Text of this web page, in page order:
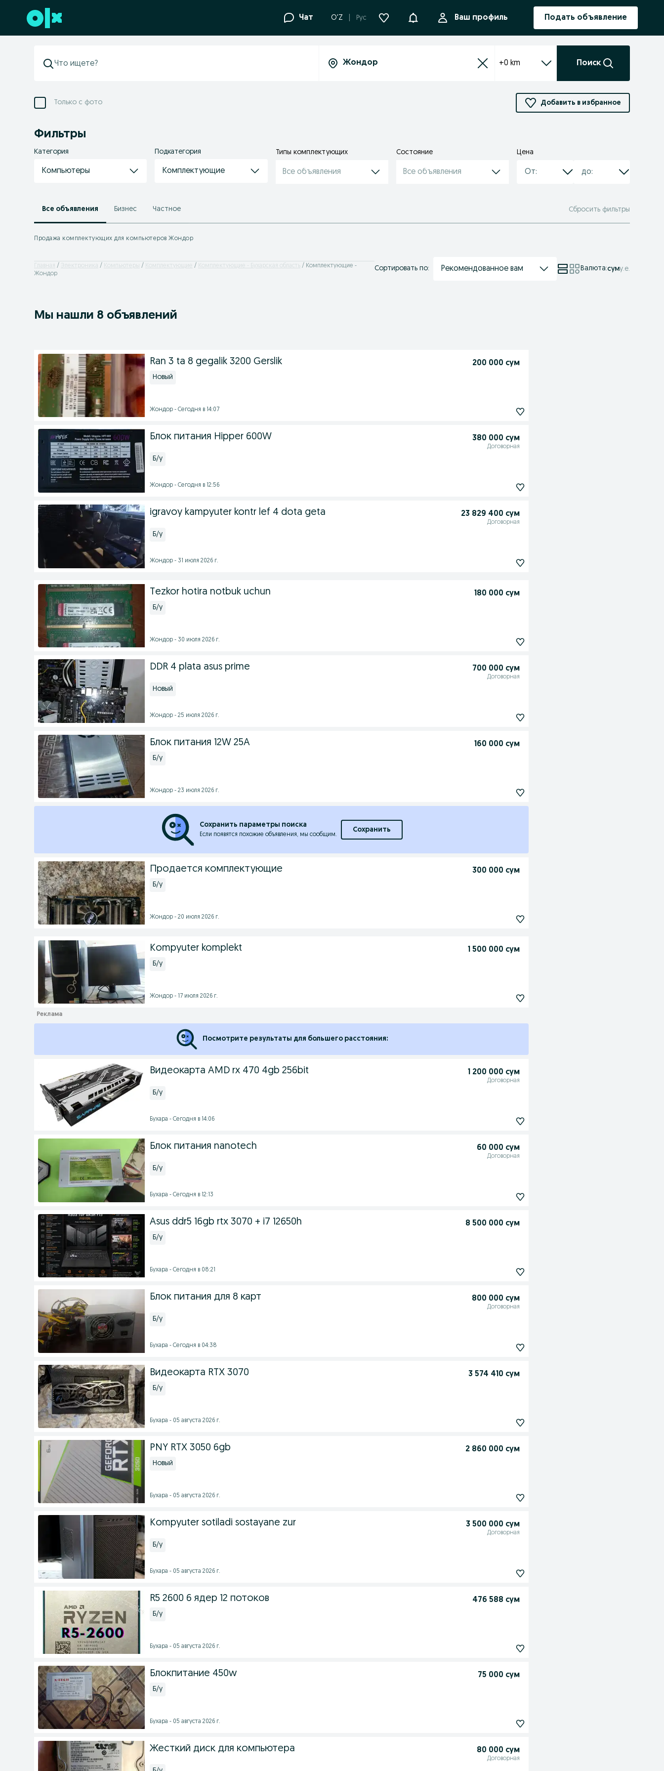
Перейти к нижнему колонтитулу Чат O'Z Рус УведомленияВаш профиль Подать объявление
+0 km Поиск
Только с фото Добавить в избранное
Фильтры
Категория
Компьютеры
Подкатегория
Комплектующие
Типы комплектующих
Все объявления
Состояние
Все объявления
Цена
Все объявления Бизнес Частное Сбросить фильтры
Продажа комплектующих для компьютеров Жондор
Главная Электроника Компьютеры Комплектующие Комплектующие - Бухарская область
Комплектующие -
Жондор
Сортировать по: Рекомендованное вам Валюта:суму.е.
Мы нашли 8 объявлений
Ran 3 ta 8 gegalik 3200 Gerslik 200 000 сум
Новый
Жондор - Сегодня в 14:07
Блок питания Hipper 600W 380 000 сум
Договорная
Б/у
Жондор - Сегодня в 12:56
igravoy kampyuter kontr lef 4 dota geta 23 829 400 сум
Договорная
Б/у
Жондор - 31 июля 2026 г.
Tezkor hotira notbuk uchun 180 000 сум
Б/у
Жондор - 30 июля 2026 г.
DDR 4 plata asus prime 700 000 сум
Договорная
Новый
Жондор - 25 июля 2026 г.
Блок питания 12W 25A 160 000 сум
Б/у
Жондор - 23 июля 2026 г.
Сохранить параметры поиска
Если появятся похожие объявления, мы сообщим.
Сохранить
Продается комплектующие 300 000 сум
Б/у
Жондор - 20 июля 2026 г.
Kompyuter komplekt 1 500 000 сум
Б/у
Жондор - 17 июля 2026 г.
Посмотрите результаты для большего расстояния:
Видеокарта AMD rx 470 4gb 256bit 1 200 000 сум
Договорная
Б/у
Бухара - Сегодня в 14:06
Блок питания nanotech 60 000 сум
Договорная
Б/у
Бухара - Сегодня в 12:13
Asus ddr5 16gb rtx 3070 + i7 12650h 8 500 000 сум
Б/у
Бухара - Сегодня в 08:21
Блок питания для 8 карт 800 000 сум
Договорная
Б/у
Бухара - Сегодня в 04:38
Видеокарта RTX 3070 3 574 410 сум
Б/у
Бухара - 05 августа 2026 г.
PNY RTX 3050 6gb 2 860 000 сум
Новый
Бухара - 05 августа 2026 г.
Kompyuter sotiladi sostayane zur 3 500 000 сум
Договорная
Б/у
Бухара - 05 августа 2026 г.
R5 2600 6 ядер 12 потоков 476 588 сум
Б/у
Бухара - 05 августа 2026 г.
Блокпитание 450w 75 000 сум
Б/у
Бухара - 05 августа 2026 г.
Жесткий диск для компьютера 80 000 сум
Договорная